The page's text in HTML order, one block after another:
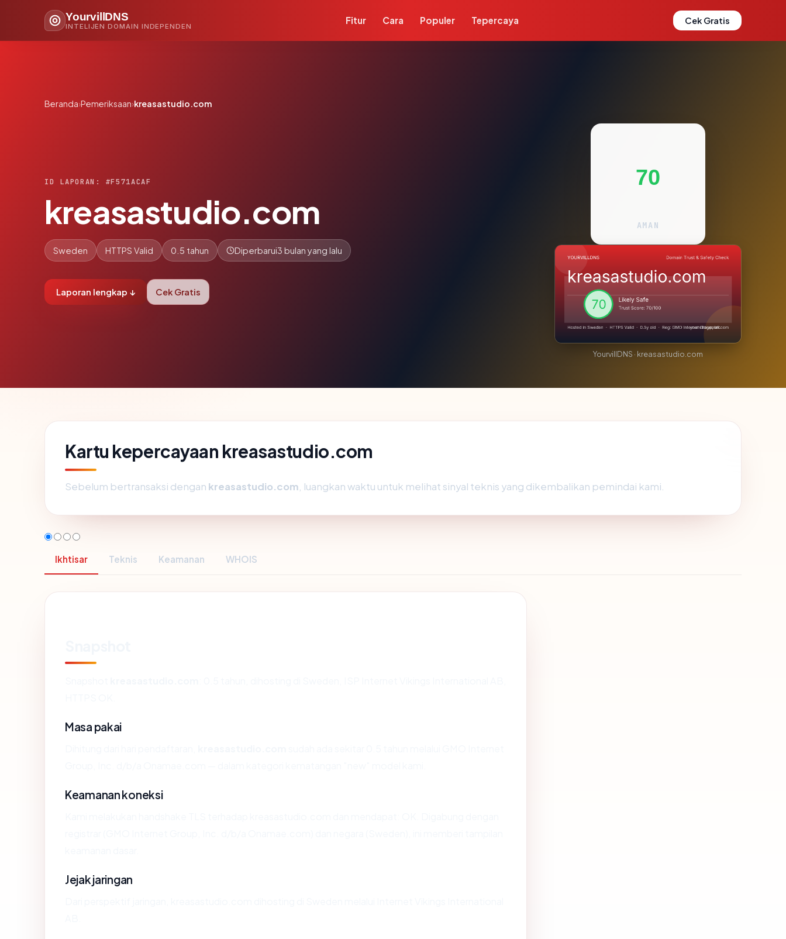
YourvillDNS
INTELIJEN DOMAIN INDEPENDEN
Fitur Cara Populer Tepercaya Cek Gratis
Beranda›Pemeriksaan›kreasastudio.com
ID LAPORAN: #F571ACAF
kreasastudio.com
Sweden HTTPS Valid 0.5 tahun Diperbarui3 bulan yang lalu
Laporan lengkap ↓ Cek Gratis
70
AMAN
YourvillDNS · kreasastudio.com
Kartu kepercayaan kreasastudio.com
Sebelum bertransaksi dengan kreasastudio.com , luangkan waktu untuk melihat sinyal teknis yang dikembalikan pemindai kami.
Ikhtisar Teknis Keamanan WHOIS
Masa pakai
Keamanan koneksi
Jejak jaringan